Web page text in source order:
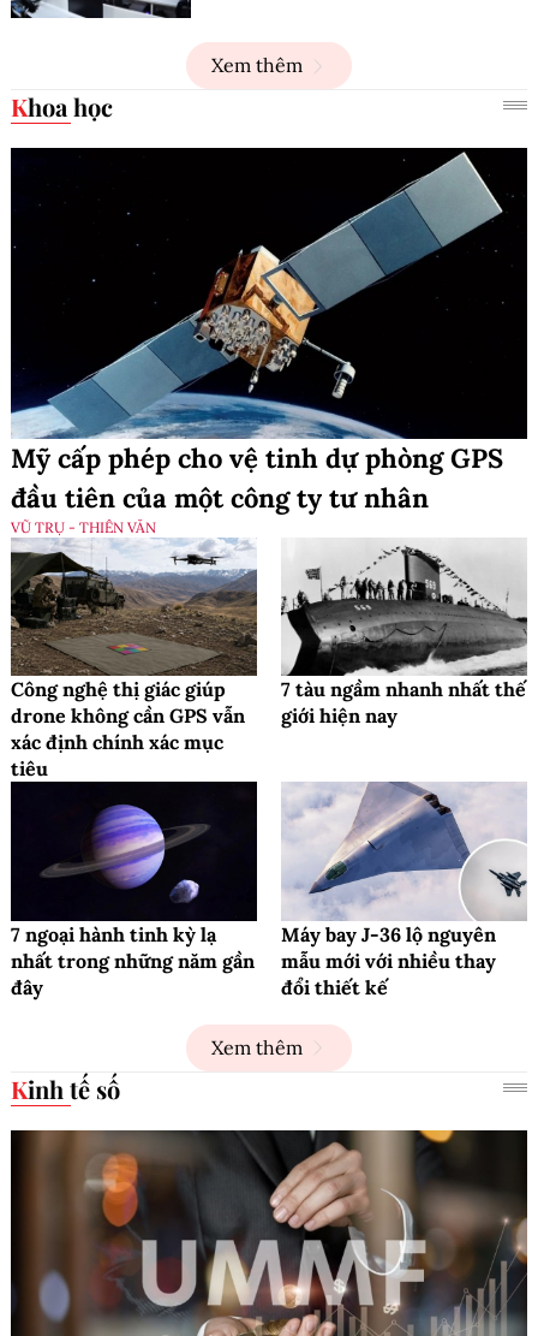
Xem thêm
Khoa học
Mỹ cấp phép cho vệ tinh dự phòng GPS
đầu tiên của một công ty tư nhân
VŨ TRỤ - THIÊN VĂN
Công nghệ thị giác giúp
drone không cần GPS vẫn
xác định chính xác mục
tiêu
7 tàu ngầm nhanh nhất thế
giới hiện nay
7 ngoại hành tinh kỳ lạ
nhất trong những năm gần
đây
Máy bay J-36 lộ nguyên
mẫu mới với nhiều thay
đổi thiết kế
Xem thêm
Kinh tế số